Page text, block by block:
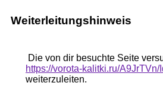
Weiterleitungshinweis
Die von dir besuchte Seite
https://vorota-kalitki.ru/A9JrTVn/
weiterzuleiten.